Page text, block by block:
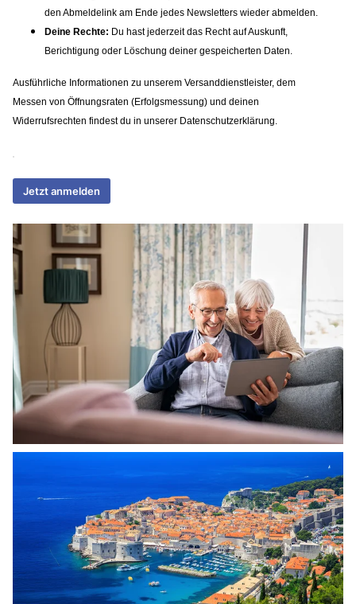
den Abmeldelink am Ende jedes Newsletters wieder abmelden.
Deine Rechte: Du hast jederzeit das Recht auf Auskunft,
Berichtigung oder Löschung deiner gespeicherten Daten.
Ausführliche Informationen zu unserem Versanddienstleister, dem
Messen von Öffnungsraten (Erfolgsmessung) und deinen
Widerrufsrechten findest du in unserer Datenschutzerklärung.
Jetzt anmelden